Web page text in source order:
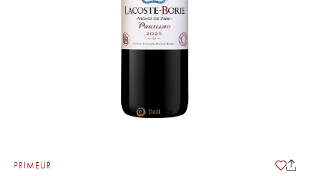
PRIMEUR